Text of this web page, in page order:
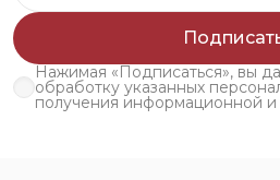
Нажимая «Подписаться», вы
обработку указанных
получения информационной